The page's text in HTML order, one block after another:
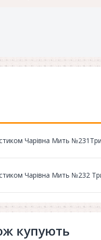
Чарівна Мить
Чарівна Мить №232
купують